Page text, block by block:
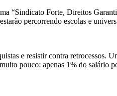
“Sindicato Forte, Direitos
percorrendo escolas e
e resistir contra retrocessos.
pouco: apenas 1% do salário